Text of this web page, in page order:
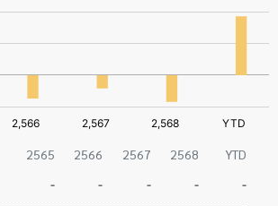
2565 2566 2567 2568 YTD
- - - - -